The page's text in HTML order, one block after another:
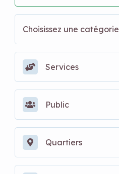
Choisissez une catégorie
Services
Public
Quartiers